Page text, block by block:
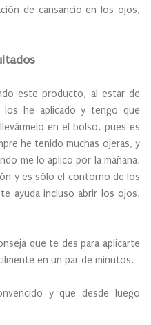
de cansancio en los ojos,
este producto, al estar de
los he aplicado y tengo que
en el bolso, pues es
he tenido muchas ojeras, y
me lo aplico por la mañana,
y es sólo el contorno de los
ayuda incluso abrir los ojos,
que te des para aplicarte
en un par de minutos.
y que desde luego